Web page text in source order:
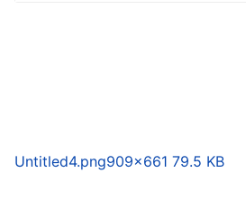
Untitled4.png909×661 79.5 KB